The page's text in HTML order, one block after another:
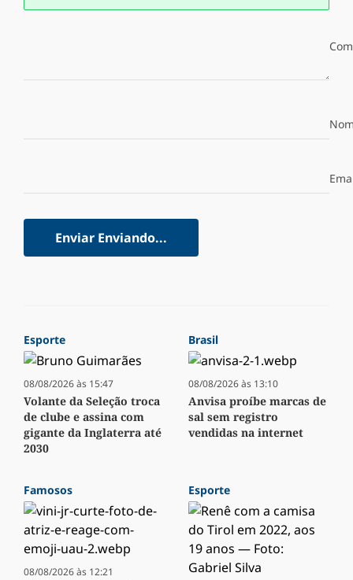
Enviar Enviando...
Esporte
08/08/2026 às 15:47
Volante da Seleção troca
de clube e assina com
gigante da Inglaterra até
2030
Brasil
08/08/2026 às 13:10
Anvisa proíbe marcas de
sal sem registro
vendidas na internet
Famosos
08/08/2026 às 12:21
Esporte